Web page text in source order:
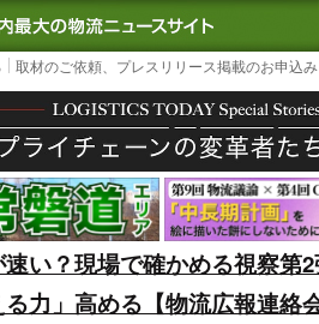
TODAY｜国内最大の物流ニ
取材のご依頼、プレスリリース掲載のお申込み
い？現場で確かめる視察第
力」高める【物流広報連絡